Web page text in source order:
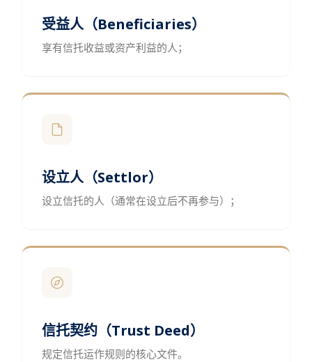
受益人（Beneficiaries）
享有信托收益或资产利益的人；
设立人（Settlor）
设立信托的人（通常在设立后不再参与）；
信托契约（Trust Deed）
规定信托运作规则的核心文件。